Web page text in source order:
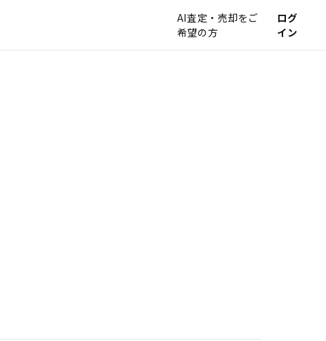
AI査定・売却をご
希望の方
ログ
イン